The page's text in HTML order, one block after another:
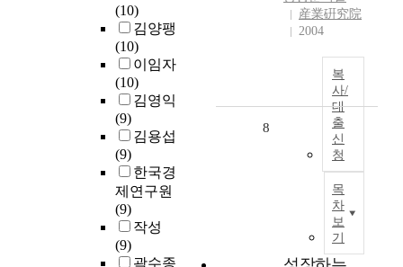
(10)
김양팽
(10)
이임자
(10)
김영익
(9)
김용섭
(9)
한국경
제연구원
(9)
작성
(9)
곽수종
産業硏究院
2004
복
사/
대
출
신
청
목
차
보
기
8